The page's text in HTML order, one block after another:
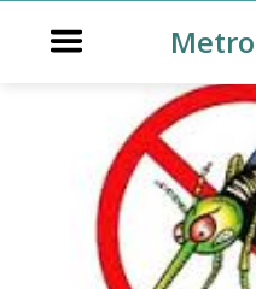
Open main menu